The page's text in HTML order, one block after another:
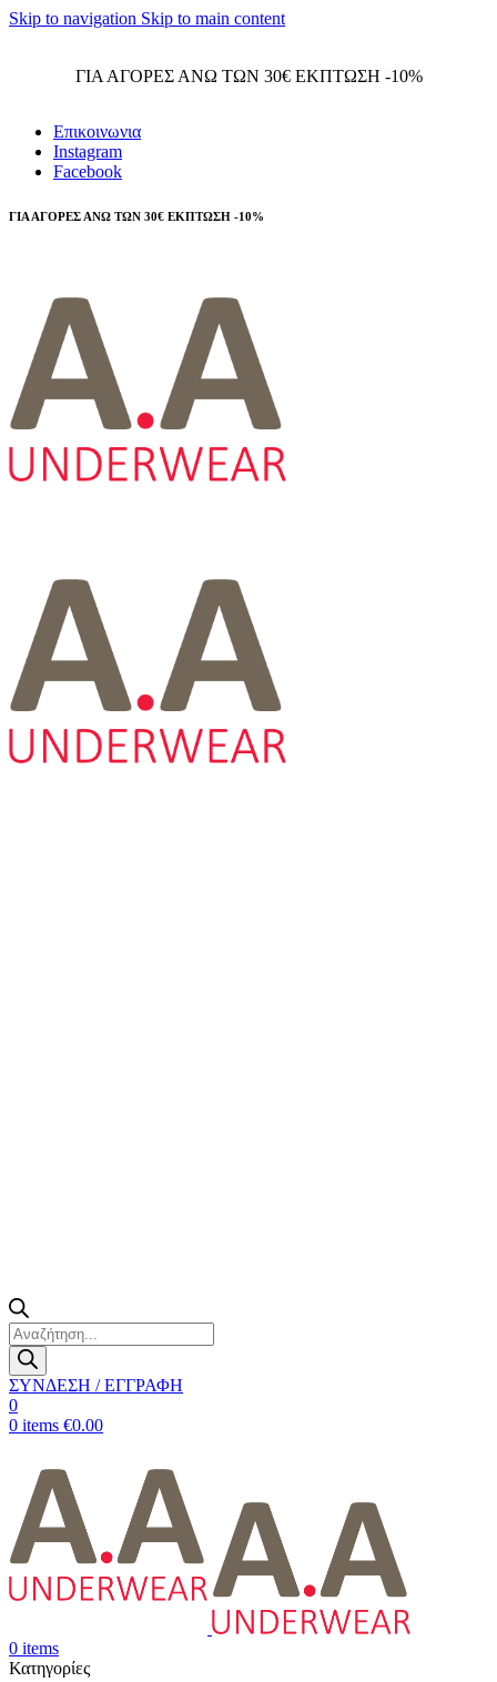
Skip to navigation Skip to main content
ΓΙΑ ΑΓΟΡΕΣ ΑΝΩ ΤΩΝ 30€ ΕΚΠΤΩΣΗ -10%
Επικοινωνια
Instagram
Facebook
ΓΙΑ ΑΓΟΡΕΣ ΑΝΩ ΤΩΝ 30€ ΕΚΠΤΩΣΗ -10%
Products
search
ΣΥΝΔΕΣΗ / ΕΓΓΡΑΦΗ
0
0 items €0.00
0 items
Κατηγορίες